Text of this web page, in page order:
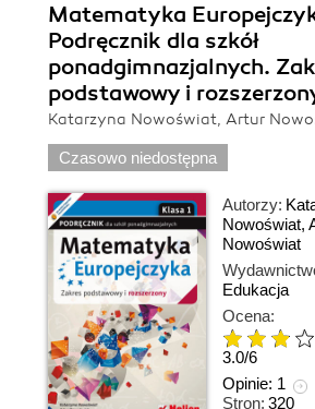
Matematyka
Podręcznik dla szkół
ponadgimnazjalnych.
podstawowy i
Katarzyna Nowoświat, Artur
Czasowo niedostępna
Autorzy:
Nowoświat,
Nowoświat
Edukacja
Ocena:
3.0/6
Opinie: 1
Stron: 320